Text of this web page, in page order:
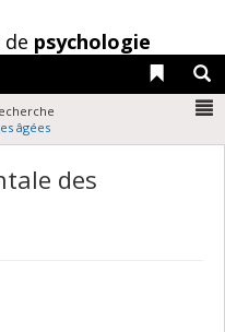
psychologie
Liens
âgées
des